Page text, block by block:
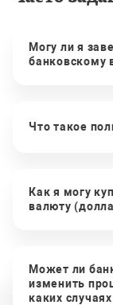
Могу ли я
банковскому
Что такое
Как я могу
валюту
Может ли
изменить
каких